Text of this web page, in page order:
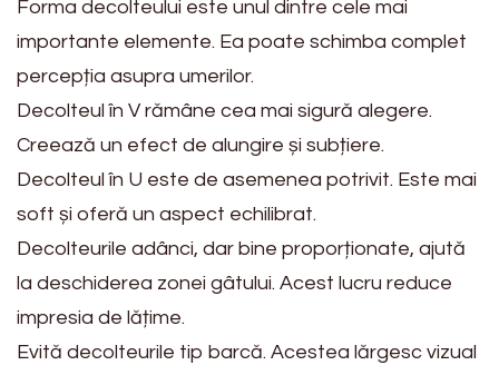
Forma decolteului este unul dintre cele mai
importante elemente. Ea poate schimba complet
percepția asupra umerilor.
Decolteul în V rămâne cea mai sigură alegere.
Creează un efect de alungire și subțiere.
Decolteul în U este de asemenea potrivit. Este mai
soft și oferă un aspect echilibrat.
Decolteurile adânci, dar bine proporționate, ajută
la deschiderea zonei gâtului. Acest lucru reduce
impresia de lățime.
Evită decolteurile tip barcă. Acestea lărgesc vizual